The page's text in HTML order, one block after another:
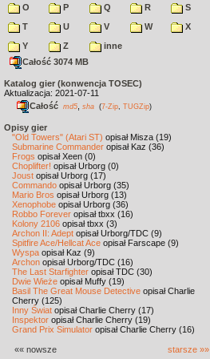
O
P Q R
S
T
U V W
X
Y
Z
inne
Całość 3074 MB
Katalog gier (konwencja TOSEC)
Aktualizacja: 2021-07-11
Całość md5 sha (7-Zip TUGZip)
Opisy gier
"Old Towers" (Atari ST) opisał Misza (19)
Submarine Commander opisał Kaz (36)
Frogs opisał Xeen (0)
Choplifter! opisał Urborg (0)
Joust opisał Urborg (17)
Commando opisał Urborg (35)
Mario Bros opisał Urborg (13)
Xenophobe opisał Urborg (36)
Robbo Forever opisał tbxx (16)
Kolony 2106 opisał tbxx (3)
Archon II: Adept opisał Urborg/TDC (9)
Spitfire Ace/Hellcat Ace opisał Farscape (9)
Wyspa opisał Kaz (9)
Archon opisał Urborg/TDC (16)
The Last Starfighter opisał TDC (30)
Dwie Wieże opisał Muffy (19)
Basil The Great Mouse Detective opisał Charlie
Cherry (125)
Inny Świat opisał Charlie Cherry (17)
Inspektor opisał Charlie Cherry (19)
Grand Prix Simulator opisał Charlie Cherry (16)
«« nowsze starsze »»